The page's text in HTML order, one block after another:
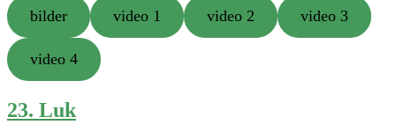
bilder video 1 video 2 video 3
video 4
23. Luk